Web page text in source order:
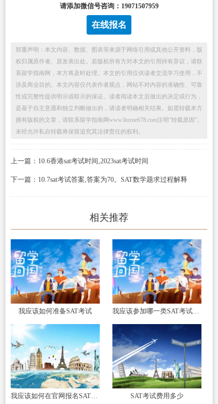
请添加微信号咨询：19071507959
在线报名
郑重声明：本文内容、数据、图表等来源于网络引用或其他公开资料，版
权归属原作者、原发表出处。若版权所有方对本文的引用持有异议，请联
系留学指南网，本方将及时处理。本文的引用仅供读者交流学习使用，不
涉及商业目的。本文内容仅代表作者观点，网站不对内容的准确性、可靠
性或完整性提供明示或暗示的保证。读者阅读本文后做出的决定或行为，
是基于自主意愿和独立判断做出的，请读者明确相关结果。如需转载本方
拥有版权的文章，请联系留学指南网www.liuxue678.com注明“转载原因”。
未经允许私自转载将保留追究其法律责任的权利。
上一篇：10.6香港sat考试时间,2023sat考试时间
下一篇：10.7sat考试答案,答案为70。SAT数学题求过程解释
相关推荐
我应该如何准备SAT考试 我应该参加哪一类SAT考试更适合我
我应该如何在官网报名SAT考试 SAT考试费用多少